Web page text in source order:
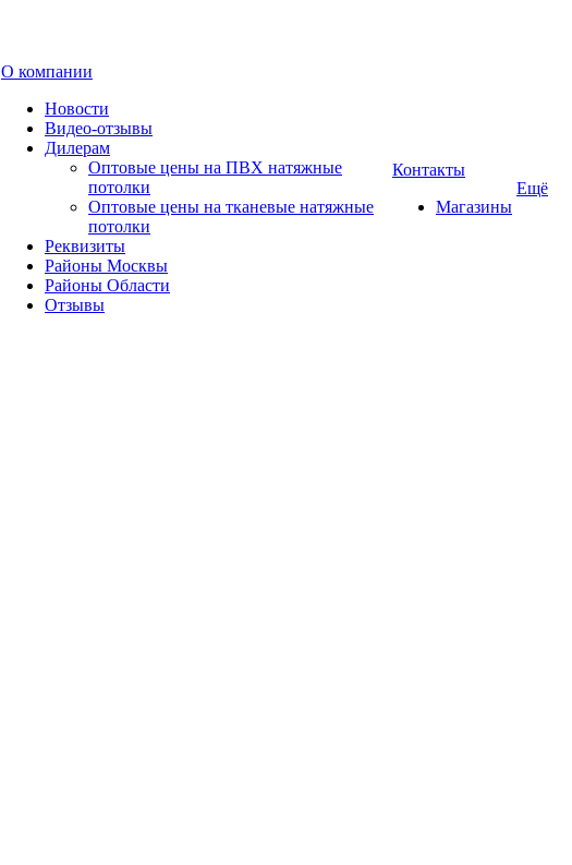
О компании
Новости
Видео-отзывы
Дилерам
Оптовые цены на ПВХ натяжные
потолки
Оптовые цены на тканевые натяжные
потолки
Реквизиты
Районы Москвы
Районы Области
Отзывы
Контакты
Магазины
Ещё